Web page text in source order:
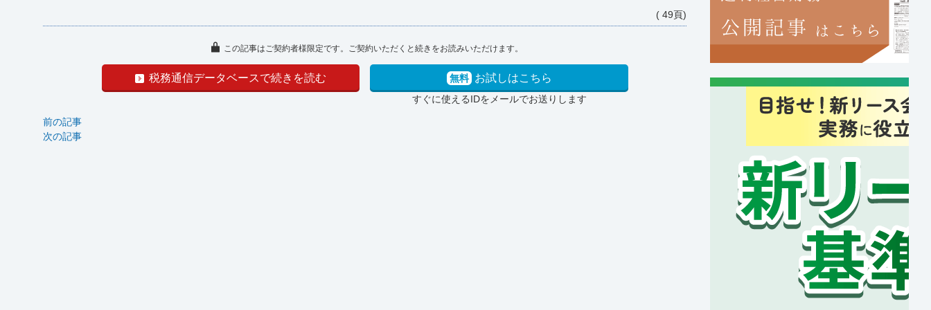
( 49頁)
この記事はご契約者様限定です。ご契約いただくと続きをお読みいただけます。
税務通信データベースで続きを読む 無料 お試しはこちら
すぐに使えるIDをメールでお送りします
前の記事
次の記事